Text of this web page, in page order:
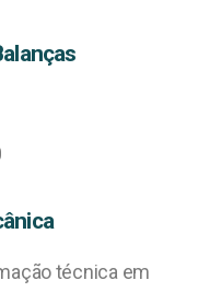
técnica em